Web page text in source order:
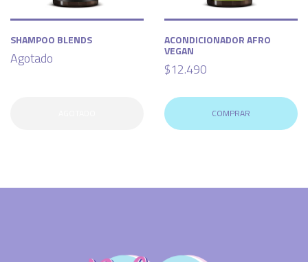
SHAMPOO BLENDS
Agotado
ACONDICIONADOR AFRO
VEGAN
$12.490
COMPRAR